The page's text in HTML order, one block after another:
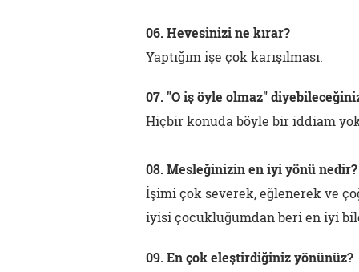
06. Hevesinizi ne kırar?
Yaptığım işe çok karışılması.
07. "O iş öyle olmaz"
Hiçbir konuda böyle bir iddiam
08. Mesleğinizin en iyi yönü nedir?
İşimi çok severek, eğlenerek ve
iyisi çocukluğumdan beri en iyi
09. En çok eleştirdiğiniz yönünüz?